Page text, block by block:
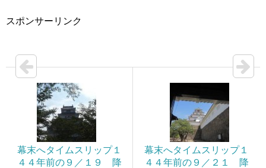
スポンサーリンク
幕末へタイムスリップ１
４４年前の９／１９ 降
幕末へタイムスリップ１
４４年前の９／２１ 降